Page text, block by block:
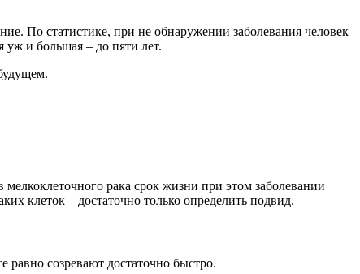
По статистике, при не обнаружении заболевания человек
уж и большая – до пяти лет.
мелкоклеточного рака срок жизни при этом заболевании
клеток – достаточно только определить подвид.
равно созревают достаточно быстро.